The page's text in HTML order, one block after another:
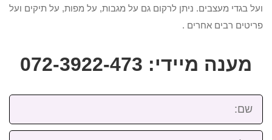
ועל בגדי מעצבים. ניתן לרקום גם על מגבות, על מפות, על תיקים ועל
פריטים רבים אחרים .
מענה מיידי: 072-3922-473
שם:
טלפון: